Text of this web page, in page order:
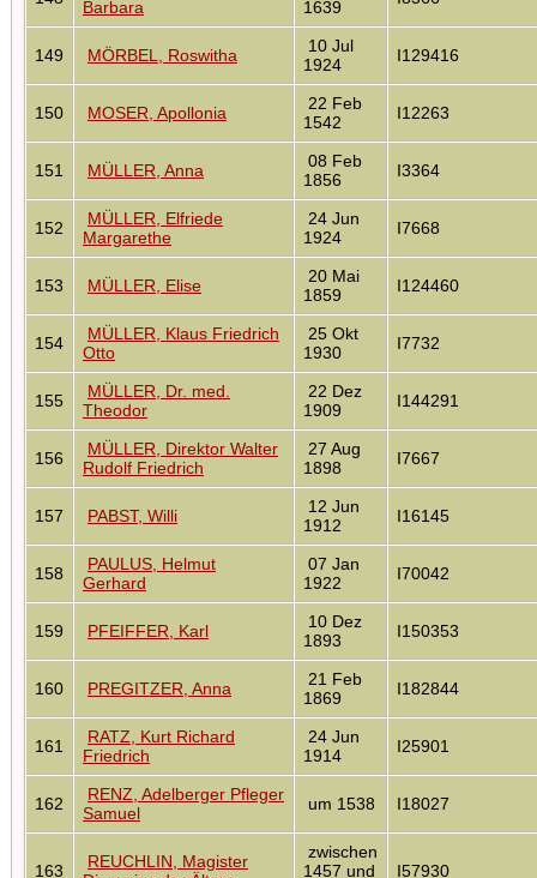
Barbara 1639
149 MÖRBEL, Roswitha
10 Jul
1924
I129416
150 MOSER, Apollonia
22 Feb
1542
I12263
151 MÜLLER, Anna
08 Feb
1856
I3364
152
MÜLLER, Elfriede
Margarethe
24 Jun
1924
I7668
153 MÜLLER, Elise
20 Mai
1859
I124460
154
MÜLLER, Klaus Friedrich
Otto
25 Okt
1930
I7732
155
MÜLLER, Dr. med.
Theodor
22 Dez
1909
I144291
156
MÜLLER, Direktor Walter
Rudolf Friedrich
27 Aug
1898
I7667
157 PABST, Willi
12 Jun
1912
I16145
158
PAULUS, Helmut
Gerhard
07 Jan
1922
I70042
159 PFEIFFER, Karl
10 Dez
1893
I150353
160 PREGITZER, Anna
21 Feb
1869
I182844
161
RATZ, Kurt Richard
Friedrich
24 Jun
1914
I25901
162
RENZ, Adelberger Pfleger
Samuel
um 1538 I18027
163
REUCHLIN, Magister
zwischen
1457 und
I57930